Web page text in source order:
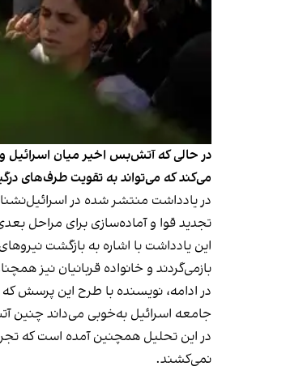
در حالی که آتش‌بس اخیر میان
می‌کند که می‌تواند به تقویت طرف‌های
در یادداشت منتشر شده در
تجدید قوا و آماده‌سازی برای مراحل
این یادداشت با اشاره به بازگشت
بازمی‌گردند و خانواده قربانیان نیز
در ادامه، نویسنده با طرح این پرسش
جامعه اسرائیل به‌خوبی می‌داند چنین
در این تحلیل همچنین آمده است که
نمی‌کشند.